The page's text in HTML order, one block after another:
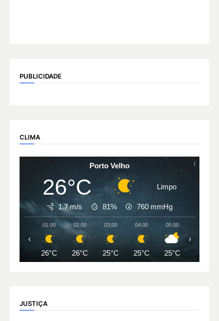
PUBLICIDADE
CLIMA
Porto Velho
26°C Limpo
1.7 m/s 81% 760 mmHg
01:00
26°C
02:00
26°C
03:00
25°C
04:00
25°C
05:00
25°C
‹ ›
JUSTIÇA